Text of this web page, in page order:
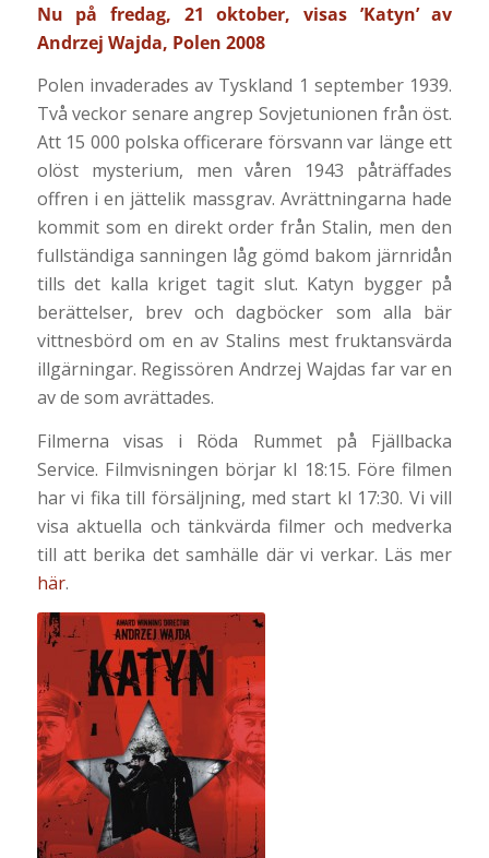
Nu på fredag, 21 oktober, visas ’Katyn’ av
Andrzej Wajda, Polen 2008
Polen invaderades av Tyskland 1 september 1939.
Två veckor senare angrep Sovjetunionen från öst.
Att 15 000 polska officerare försvann var länge ett
olöst mysterium, men våren 1943 påträffades
offren i en jättelik massgrav. Avrättningarna hade
kommit som en direkt order från Stalin, men den
fullständiga sanningen låg gömd bakom järnridån
tills det kalla kriget tagit slut. Katyn bygger på
berättelser, brev och dagböcker som alla bär
vittnesbörd om en av Stalins mest fruktansvärda
illgärningar. Regissören Andrzej Wajdas far var en
av de som avrättades.
Filmerna visas i Röda Rummet på Fjällbacka
Service. Filmvisningen börjar kl 18:15. Före filmen
har vi fika till försäljning, med start kl 17:30. Vi vill
visa aktuella och tänkvärda filmer och medverka
till att berika det samhälle där vi verkar. Läs mer
här.